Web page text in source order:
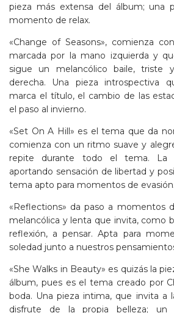
pieza más extensa del álbum; una
momento de relax.
«Change of Seasons», comienza
marcada por la mano izquierda y
sigue un melancólico baile, triste
derecha. Una pieza introspectiva
marca el título, el cambio de las
el paso al invierno.
«Set On A Hill» es el tema que da
comienza con un ritmo suave y
repite durante todo el tema. La
aportando sensación de libertad y
tema apto para momentos de
«Reflections» da paso a momentos
melancólica y lenta que invita, como
reflexión, a pensar. Apta para
soledad junto a nuestros
«She Walks in Beauty» es quizás la
álbum, pues es el tema creado por
boda. Una pieza intima, que invita a
disfrute de la propia belleza; un